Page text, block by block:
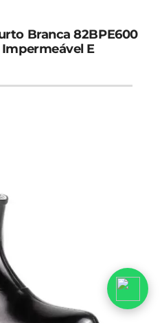
Branca 82BPE600
Impermeável E